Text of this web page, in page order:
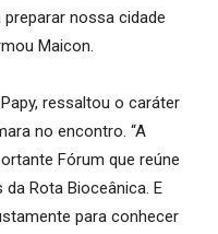
nossa cidade
Maicon.
ressaltou o caráter
no encontro. “A
Fórum que reúne
Rota Bioceânica. E
para conhecer